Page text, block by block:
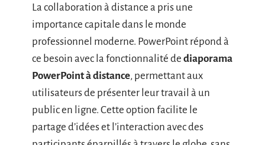
La collaboration à distance a pris une
importance capitale dans le monde
professionnel moderne. PowerPoint répond à
ce besoin avec la fonctionnalité de diaporama
PowerPoint à distance, permettant aux
utilisateurs de présenter leur travail à un
public en ligne. Cette option facilite le
partage d’idées et l’interaction avec des